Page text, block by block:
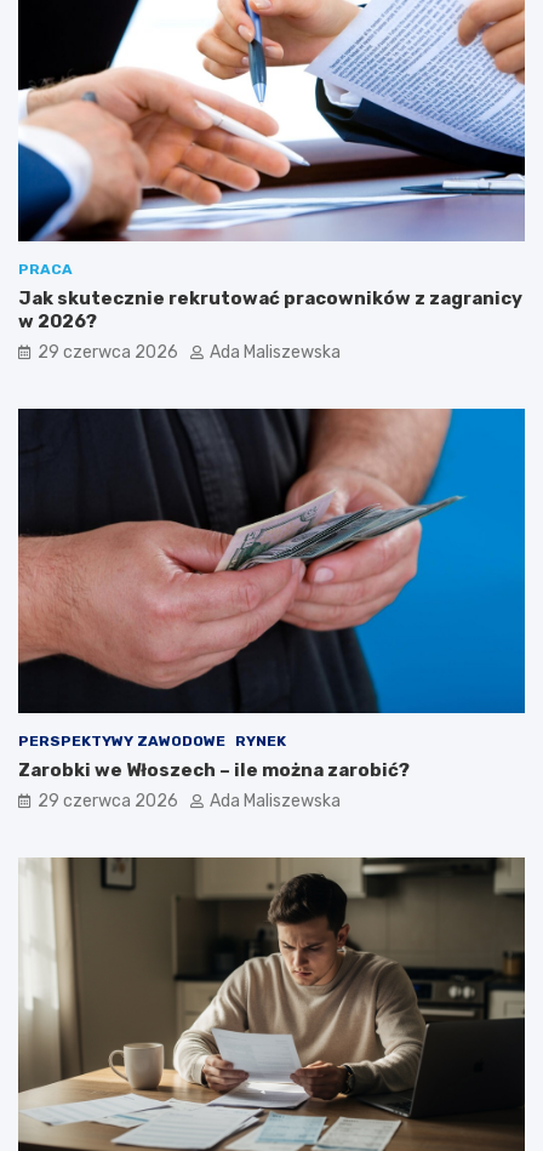
PRACA
Jak skutecznie rekrutować pracowników z zagranicy
w 2026?
29 czerwca 2026 Ada Maliszewska
PERSPEKTYWY ZAWODOWE RYNEK
Zarobki we Włoszech – ile można zarobić?
29 czerwca 2026 Ada Maliszewska